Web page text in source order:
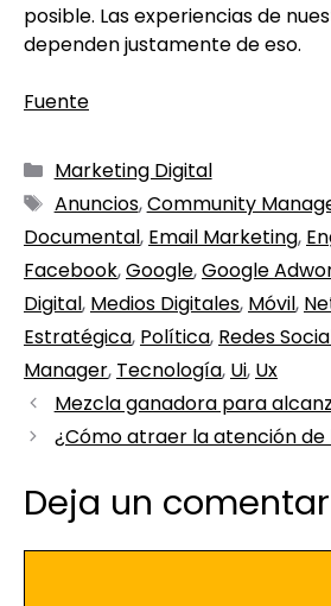
posible. Las experiencias de
dependen justamente de eso.
Fuente
Marketing Digital
Anuncios,Community
Documental, Email Marketing,
Facebook,Google,Google
Digital, Medios Digitales, Móvil,
Estratégica, Política, Redes
Manager, Tecnología, Ui, Ux
Mezcla ganadora para
¿Cómo atraer la atención de
Deja un